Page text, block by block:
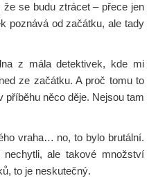
se budu ztrácet – přece jen
poznává od začátku, ale tady
z mála detektivek, kde mi
ze začátku. A proč tomu to
příběhu něco děje. Nejsou tam
vraha… no, to bylo brutální.
ale takové množství
to je neskutečný.